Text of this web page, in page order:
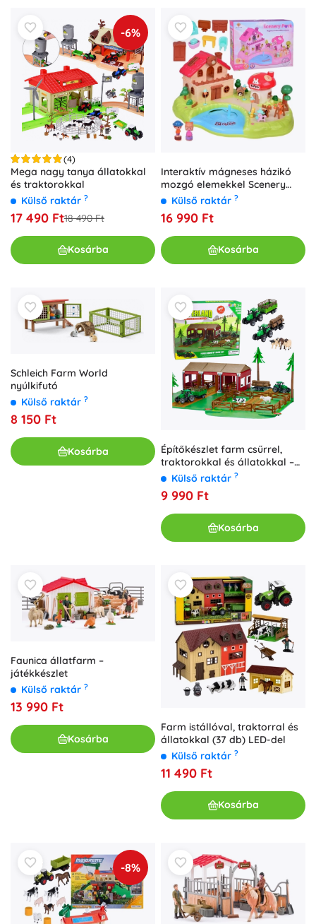
-6%
(4)
Mega nagy tanya állatokkal
és traktorokkal
Külső raktár ?
17 490 Ft18 490 Ft
Kosárba
Interaktív mágneses házikó
mozgó elemekkel Scenery
ParkKülső raktár ?
16 990 Ft
Kosárba
Schleich Farm World
nyúlkifutó
Külső raktár ?
8 150 Ft
Kosárba
Építőkészlet farm csűrrel,
traktorokkal és állatokkal –
102 darab
Külső raktár ?
9 990 Ft
Kosárba
Faunica állatfarm –
játékkészlet
Külső raktár ?
13 990 Ft
Kosárba
Farm istállóval, traktorral és
állatokkal (37 db) LED-del
Külső raktár ?
11 490 Ft
Kosárba
-8%